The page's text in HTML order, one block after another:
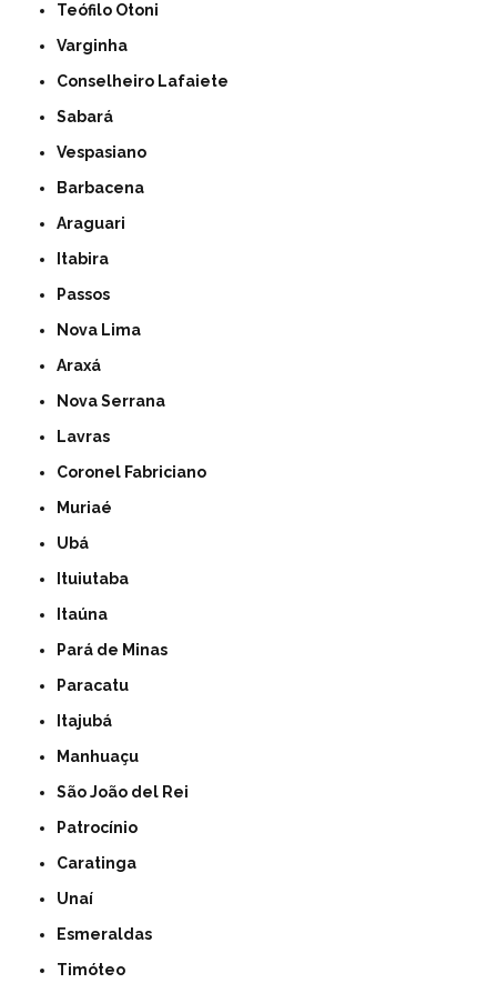
Teófilo Otoni
Varginha
Conselheiro Lafaiete
Sabará
Vespasiano
Barbacena
Araguari
Itabira
Passos
Nova Lima
Araxá
Nova Serrana
Lavras
Coronel Fabriciano
Muriaé
Ubá
Ituiutaba
Itaúna
Pará de Minas
Paracatu
Itajubá
Manhuaçu
São João del Rei
Patrocínio
Caratinga
Unaí
Esmeraldas
Timóteo